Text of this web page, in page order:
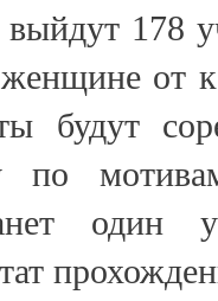
178
от
будут
по
один